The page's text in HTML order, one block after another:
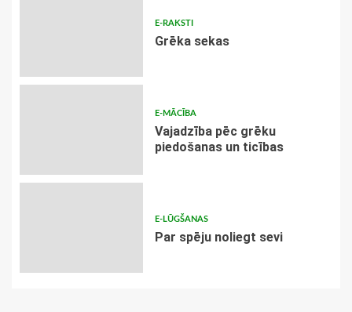
E-RAKSTI
Grēka sekas
E-MĀCĪBA
Vajadzība pēc grēku
piedošanas un ticības
E-LŪGŠANAS
Par spēju noliegt sevi